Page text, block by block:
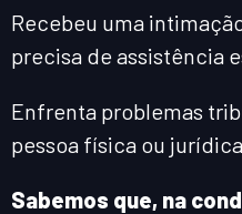
Recebeu uma
precisa de assistência
Enfrenta problemas
pessoa física ou
Sabemos que, na